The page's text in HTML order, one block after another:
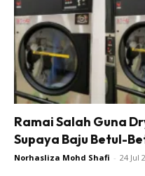
Hartanah
High Rise
Landed
Video
Beli Di Mana
Ilham Impiana
Ilham
Ramai Salah Guna
Supaya Baju Betul-
Norhasliza Mohd Shafi - 24 Jul